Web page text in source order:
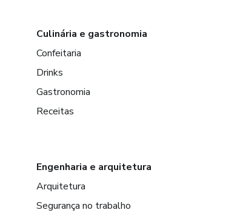
Culinária e gastronomia
Confeitaria
Drinks
Gastronomia
Receitas
Engenharia e arquitetura
Arquitetura
Segurança no trabalho